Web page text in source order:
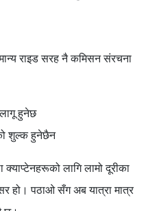
राइड सरह नै कमिसन संरचना
हुनेछ
शुल्क हुनेछैन
क्याप्टेनहरूको लागि लामो दूरीका
हो। पठाओ सँग अब यात्रा मात्र